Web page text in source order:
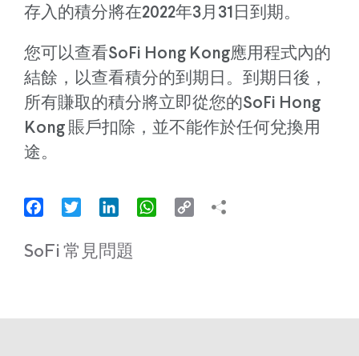
存入的積分將在2022年3月31日到期。
您可以查看SoFi Hong Kong應用程式內的
結餘，以查看積分的到期日。到期日後，
所有賺取的積分將立即從您的SoFi Hong
Kong 賬戶扣除，並不能作於任何兌換用
途。
FacebookTwitter LinkedInWhatsApp
Copy
SoFi 常見問題